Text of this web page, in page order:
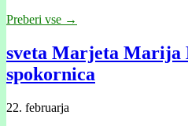
Preberi vse →
sveta Marjeta Marija
spokornica
22. februarja